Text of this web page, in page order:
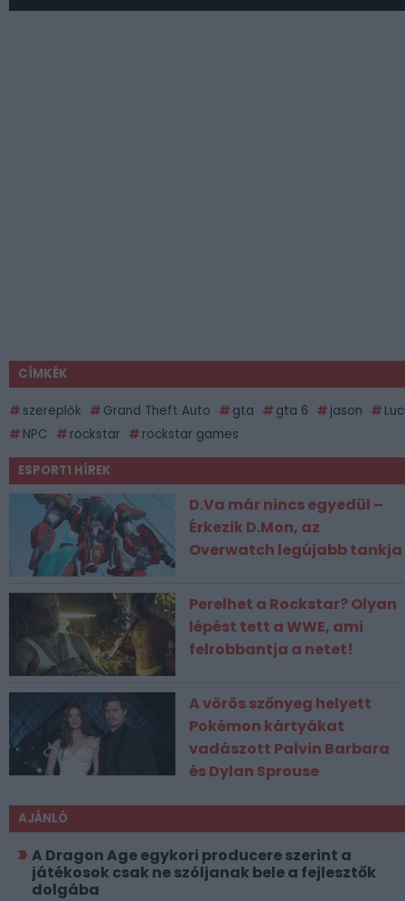
CÍMKÉK
szereplők Grand Theft Auto gta gta 6 jason
NPC
rockstar rockstar games
ESPORT1 HÍREK
D.Va már nincs egyedül –
Érkezik D.Mon, az
Overwatch legújabb tankja
Perelhet a Rockstar? Olyan
lépést tett a WWE, ami
felrobbantja a netet!
A vörös szőnyeg helyett
Pokémon kártyákat
vadászott Palvin Barbara
és Dylan Sprouse
AJÁNLÓ
A Dragon Age egykori producere szerint a
játékosok csak ne szóljanak bele a fejlesztők
dolgába